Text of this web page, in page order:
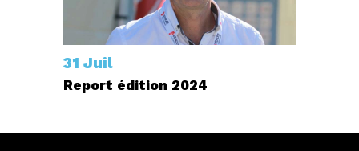
31 Juil
Report édition 2024